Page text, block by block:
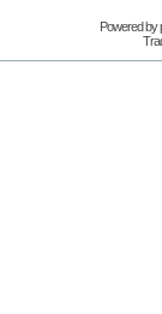
Powered by